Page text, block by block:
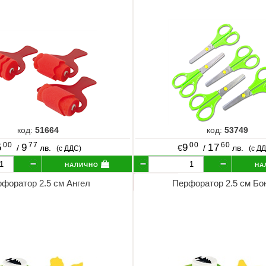
код: 51664
00 / 9 77 лв. (с ДДС)
налично
код:53749
€9 00 / 17 60 лв. (с
2.5 см Ангел Перфоратор 2.5 см